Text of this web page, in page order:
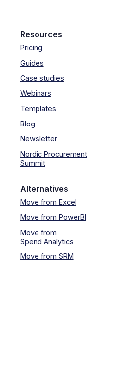
Resources
Pricing
Guides
Case studies
Webinars
Templates
Blog
Newsletter
Nordic Procurement
Summit
Alternatives
Move from Excel
Move from PowerBI
Move from
Spend Analytics
Move from SRM